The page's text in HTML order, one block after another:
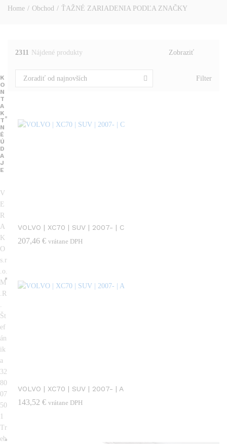
Home / Obchod / ŤAŽNÉ ZARIADENIA PODĽA ZNAČKY
2311 Nájdené produkty Zobraziť
Filter
Zoradiť od najnovších
VOLVO | XC70 | SUV | 2007- | C
207,46 € vrátane DPH
VOLVO | XC70 | SUV | 2007- | A
143,52 € vrátane DPH
K
O
N
T
A
K
T
N
É
Ú
D
A
J
E
V
E
R
A
K
O
s.r
.o.
M
.R
Št
ef
án
ik
a
32
80
07
50
1
Tr
eb